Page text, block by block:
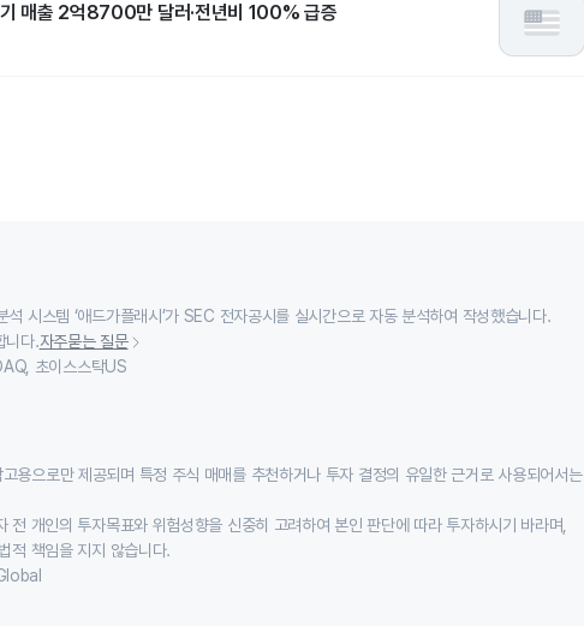
매출 2억8700만 달러·전년비 100% 급증
시스템 ‘애드가플래시’가 SEC 전자공시를 실시간으로 자동 분석하여 작성했습니다.
니다.자주묻는 질문
초이스스탁US
용으로만 제공되며 특정 주식 매매를 추천하거나 투자 결정의 유일한 근거로 사용되어서는
전 개인의 투자목표와 위험성향을 신중히 고려하여 본인 판단에 따라 투자하시기 바라며,
적 책임을 지지 않습니다.